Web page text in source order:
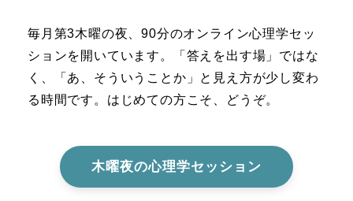
毎月第3木曜の夜、90分のオンライン心理学セッ
ションを開いています。「答えを出す場」ではな
く、「あ、そういうことか」と見え方が少し変わ
る時間です。はじめての方こそ、どうぞ。
木曜夜の心理学セッション